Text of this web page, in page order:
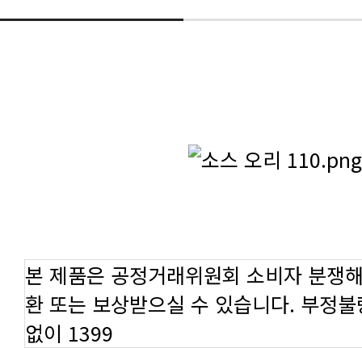
본 제품은 공정거래위원회 소비자 분쟁
환 또는 보상받으실 수 있습니다. 부정
없이 1399